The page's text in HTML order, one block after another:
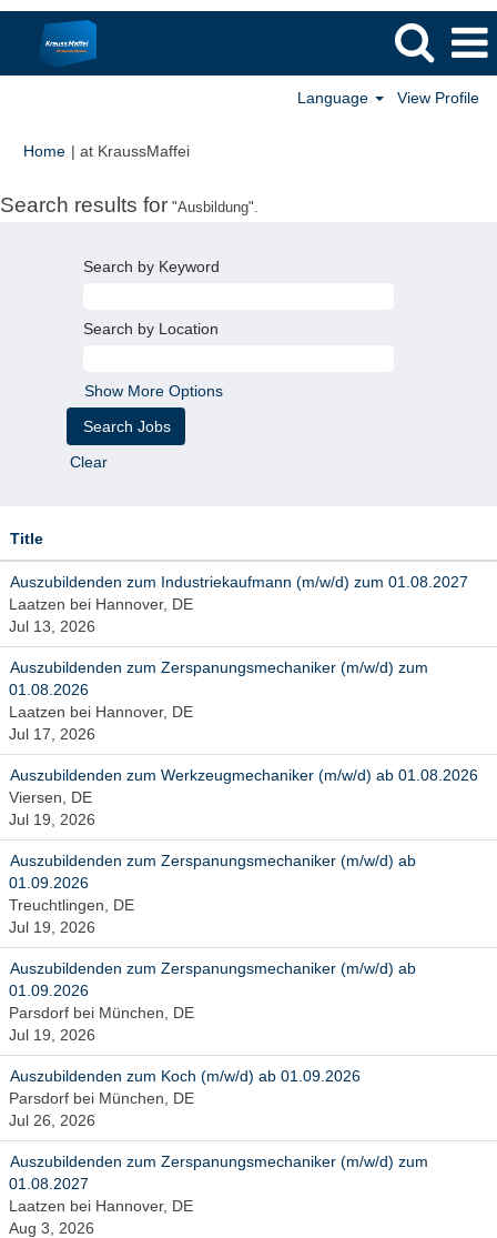
Language View Profile
Home | at KraussMaffei(current
Search results for "Ausbildung".
Search by Keyword
Search by Location
Show More Options
Clear
Title
Auszubildenden zum Industriekaufmann (m/w/d) zum 01.08.2027
Laatzen bei Hannover, DE
Jul 13, 2026
Auszubildenden zum Zerspanungsmechaniker (m/w/d) zum
01.08.2026
Laatzen bei Hannover, DE
Jul 17, 2026
Auszubildenden zum Werkzeugmechaniker (m/w/d) ab 01.08.2026
Viersen, DE
Jul 19, 2026
Auszubildenden zum Zerspanungsmechaniker (m/w/d) ab
01.09.2026
Treuchtlingen, DE
Jul 19, 2026
Auszubildenden zum Zerspanungsmechaniker (m/w/d) ab
01.09.2026
Parsdorf bei München, DE
Jul 19, 2026
Auszubildenden zum Koch (m/w/d) ab 01.09.2026
Parsdorf bei München, DE
Jul 26, 2026
Auszubildenden zum Zerspanungsmechaniker (m/w/d) zum
01.08.2027
Laatzen bei Hannover, DE
Aug 3, 2026